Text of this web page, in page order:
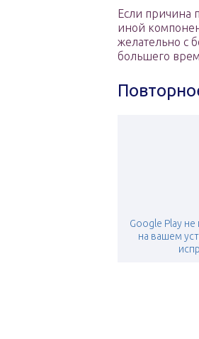
Если причина
иной
желательно с
большего
Google Play
на вашем